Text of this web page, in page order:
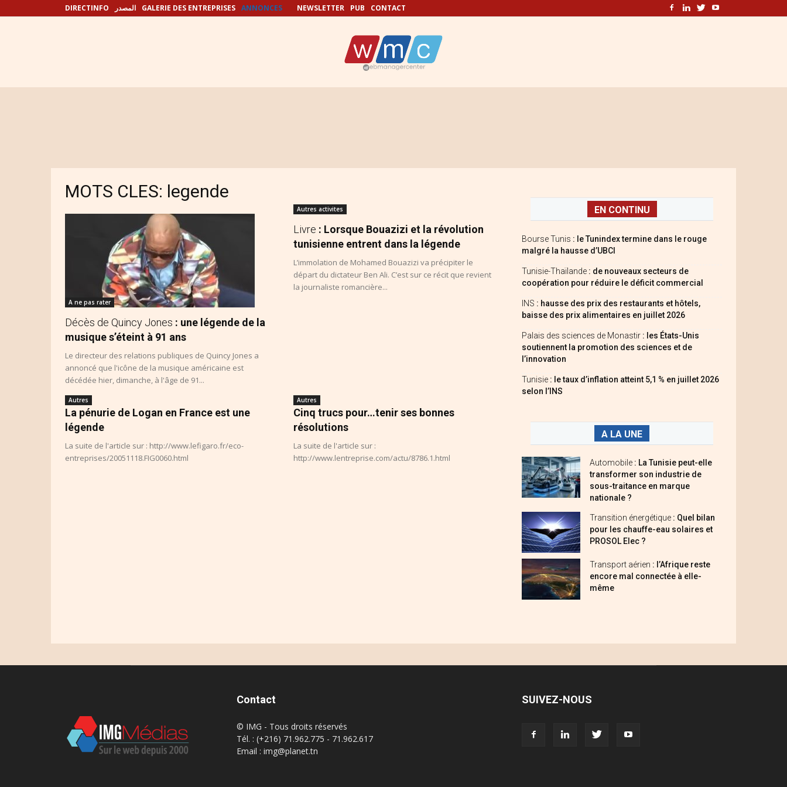
DIRECTINFO المصدر GALERIE DES ENTREPRISES ANNONCES NEWSLETTER PUB CONTACT
MOTS CLES: legende
A ne pas rater
Décès de Quincy Jones : une légende de la
musique s’éteint à 91 ans
Le directeur des relations publiques de Quincy Jones a
annoncé que l'icône de la musique américaine est
décédée hier, dimanche, à l'âge de 91...
Autres activites
Livre : Lorsque Bouazizi et la révolution
tunisienne entrent dans la légende
L’immolation de Mohamed Bouazizi va précipiter le
départ du dictateur Ben Ali. C’est sur ce récit que revient
la journaliste romancière...
Autres
La pénurie de Logan en France est une
légende
La suite de l'article sur : http://www.lefigaro.fr/eco-
entreprises/20051118.FIG0060.html
Autres
Cinq trucs pour…tenir ses bonnes
résolutions
La suite de l'article sur :
http://www.lentreprise.com/actu/8786.1.html
EN CONTINU
Bourse Tunis : le Tunindex termine dans le rouge
malgré la hausse d’UBCI
Tunisie-Thaïlande : de nouveaux secteurs de
coopération pour réduire le déficit commercial
INS : hausse des prix des restaurants et hôtels,
baisse des prix alimentaires en juillet 2026
Palais des sciences de Monastir : les États-Unis
soutiennent la promotion des sciences et de
l’innovation
Tunisie : le taux d’inflation atteint 5,1 % en juillet 2026
selon l’INS
A LA UNE
Automobile : La Tunisie peut-elle
transformer son industrie de
sous-traitance en marque
nationale ?
Transition énergétique : Quel bilan
pour les chauffe-eau solaires et
PROSOL Elec ?
Transport aérien : l’Afrique reste
encore mal connectée à elle-
même
Contact
© IMG - Tous droits réservés
Tél. : (+216) 71.962.775 - 71.962.617
Email : img@planet.tn
SUIVEZ-NOUS